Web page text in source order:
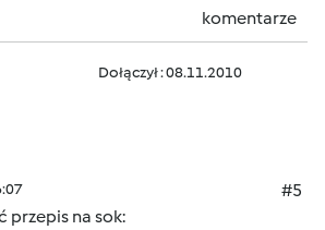
komentarze
Dołączył : 08.11.2010
#5
przepis na sok: